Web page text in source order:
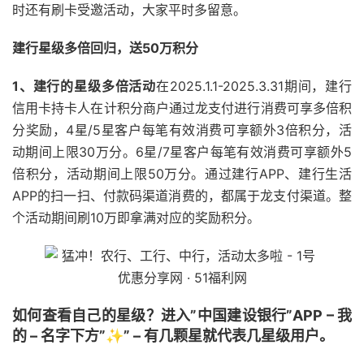
时还有刷卡受邀活动，大家平时多留意。
建行星级多倍回归，送50万积分
1、建行的星级多倍活动在2025.1.1-2025.3.31期间，建行
信用卡持卡人在计积分商户通过龙支付进行消费可享多倍积
分奖励，4星/5星客户每笔有效消费可享额外3倍积分，活
动期间上限30万分。6星/7星客户每笔有效消费可享额外5
倍积分，活动期间上限50万分。通过建行APP、建行生活
APP的扫一扫、付款码渠道消费的，都属于龙支付渠道。整
个活动期间刷10万即拿满对应的奖励积分。
如何查看自己的星级？进入”中国建设银行”APP – 我
的 – 名字下方”✨” – 有几颗星就代表几星级用户。